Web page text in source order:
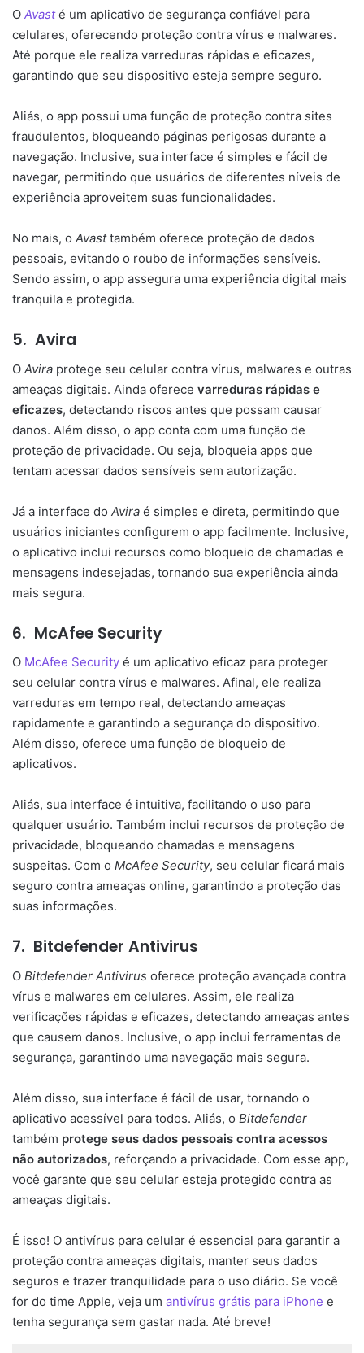
O Avasté um aplicativo de segurança confiável para
celulares, oferecendo proteção contra vírus e malwares.
Até porque ele realiza varreduras rápidas e eficazes,
garantindo que seu dispositivo esteja sempre seguro.
Aliás, o app possui uma função de proteção contra sites
fraudulentos, bloqueando páginas perigosas durante a
navegação. Inclusive, sua interface é simples e fácil de
navegar, permitindo que usuários de diferentes níveis de
experiência aproveitem suas funcionalidades.
No mais, o Avasttambém oferece proteção de dados
pessoais, evitando o roubo de informações sensíveis.
Sendo assim, o app assegura uma experiência digital mais
tranquila e protegida.
5. Avira
O Avira protege seu celular contra vírus, malwares e outras
ameaças digitais. Ainda oferece varreduras rápidas e
eficazes, detectando riscos antes que possam causar
danos. Além disso, o app conta com uma função de
proteção de privacidade. Ou seja, bloqueia apps que
tentam acessar dados sensíveis sem autorização.
Já a interface do Avira é simples e direta, permitindo que
usuários iniciantes configurem o app facilmente. Inclusive,
o aplicativo inclui recursos como bloqueio de chamadas e
mensagens indesejadas, tornando sua experiência ainda
mais segura.
6. McAfee Security
O McAfee Security é um aplicativo eficaz para proteger
seu celular contra vírus e malwares. Afinal, ele realiza
varreduras em tempo real, detectando ameaças
rapidamente e garantindo a segurança do dispositivo.
Além disso, oferece uma função de bloqueio de
aplicativos.
Aliás, sua interface é intuitiva, facilitando o uso para
qualquer usuário. Também inclui recursos de proteção de
privacidade, bloqueando chamadas e mensagens
suspeitas. Com o McAfee Security, seu celular ficará mais
seguro contra ameaças online, garantindo a proteção das
suas informações.
7. Bitdefender Antivirus
O Bitdefender Antivirus oferece proteção avançada contra
vírus e malwares em celulares. Assim, ele realiza
verificações rápidas e eficazes, detectando ameaças antes
que causem danos. Inclusive, o app inclui ferramentas de
segurança, garantindo uma navegação mais segura.
Além disso, sua interface é fácil de usar, tornando o
aplicativo acessível para todos. Aliás, o Bitdefender
também protege seus dados pessoais contra acessos
não autorizados, reforçando a privacidade. Com esse app,
você garante que seu celular esteja protegido contra as
ameaças digitais.
É isso! O antivírus para celular é essencial para garantir a
proteção contra ameaças digitais, manter seus dados
seguros e trazer tranquilidade para o uso diário. Se você
for do time Apple, veja um antivírus grátis para iPhone e
tenha segurança sem gastar nada. Até breve!